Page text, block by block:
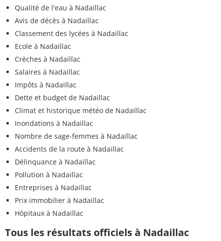
Qualité de l'eau à Nadaillac
Avis de décès à Nadaillac
Classement des lycées à Nadaillac
Ecole à Nadaillac
Crèches à Nadaillac
Salaires à Nadaillac
Impôts à Nadaillac
Dette et budget de Nadaillac
Climat et historique météo de Nadaillac
Inondations à Nadaillac
Nombre de sage-femmes à Nadaillac
Accidents de la route à Nadaillac
Délinquance à Nadaillac
Pollution à Nadaillac
Entreprises à Nadaillac
Prix immobilier à Nadaillac
Hôpitaux à Nadaillac
Tous les résultats officiels à Nadaillac